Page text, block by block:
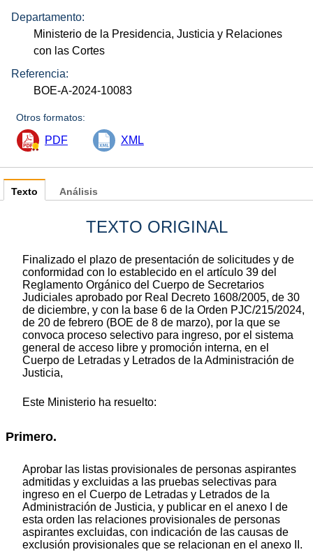
Departamento:
Ministerio de la Presidencia, Justicia y Relaciones
con las Cortes
Referencia:
BOE-A-2024-10083
Otros formatos:
PDF XML
Texto
TEXTO ORIGINAL
Finalizado el plazo de presentación de solicitudes y de
conformidad con lo establecido en el artículo 39 del
Reglamento Orgánico del Cuerpo de Secretarios
Judiciales aprobado por Real Decreto 1608/2005, de 30
de diciembre, y con la base 6 de la Orden PJC/215/2024,
de 20 de febrero (BOE de 8 de marzo), por la que se
convoca proceso selectivo para ingreso, por el sistema
general de acceso libre y promoción interna, en el
Cuerpo de Letradas y Letrados de la Administración de
Justicia,
Este Ministerio ha resuelto:
Primero.
Aprobar las listas provisionales de personas aspirantes
admitidas y excluidas a las pruebas selectivas para
ingreso en el Cuerpo de Letradas y Letrados de la
Administración de Justicia, y publicar en el anexo I de
esta orden las relaciones provisionales de personas
aspirantes excluidas, con indicación de las causas de
exclusión provisionales que se relacionan en el anexo II.
Análisis